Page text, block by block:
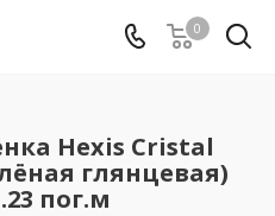
0
Hexis Cristal
глянцевая)
пог.м